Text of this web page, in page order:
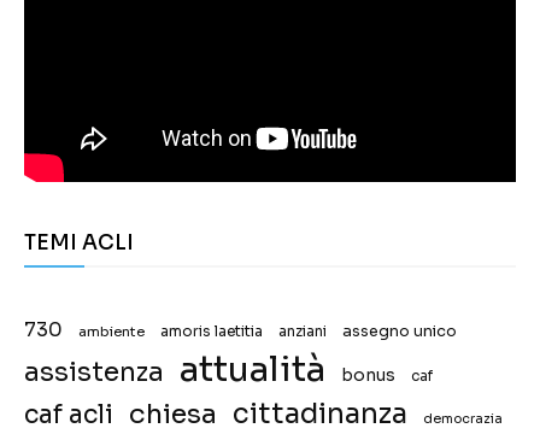
TEMI ACLI
730 ambiente amoris laetitia anziani assegno unico
assistenza attualità bonus caf
caf acli chiesa cittadinanza democrazia